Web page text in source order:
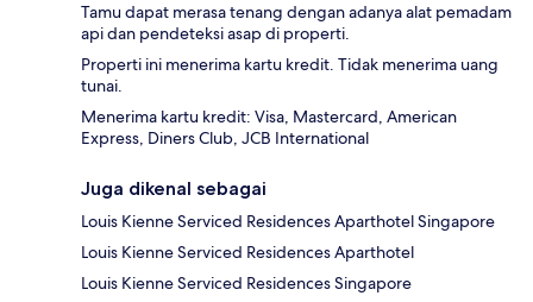
Tamu dapat merasa tenang dengan adanya alat pemadam
api dan pendeteksi asap di properti.
Properti ini menerima kartu kredit. Tidak menerima uang
tunai.
Menerima kartu kredit: Visa, Mastercard, American
Express, Diners Club, JCB International
Juga dikenal sebagai
Louis Kienne Serviced Residences Aparthotel Singapore
Louis Kienne Serviced Residences Aparthotel
Louis Kienne Serviced Residences Singapore